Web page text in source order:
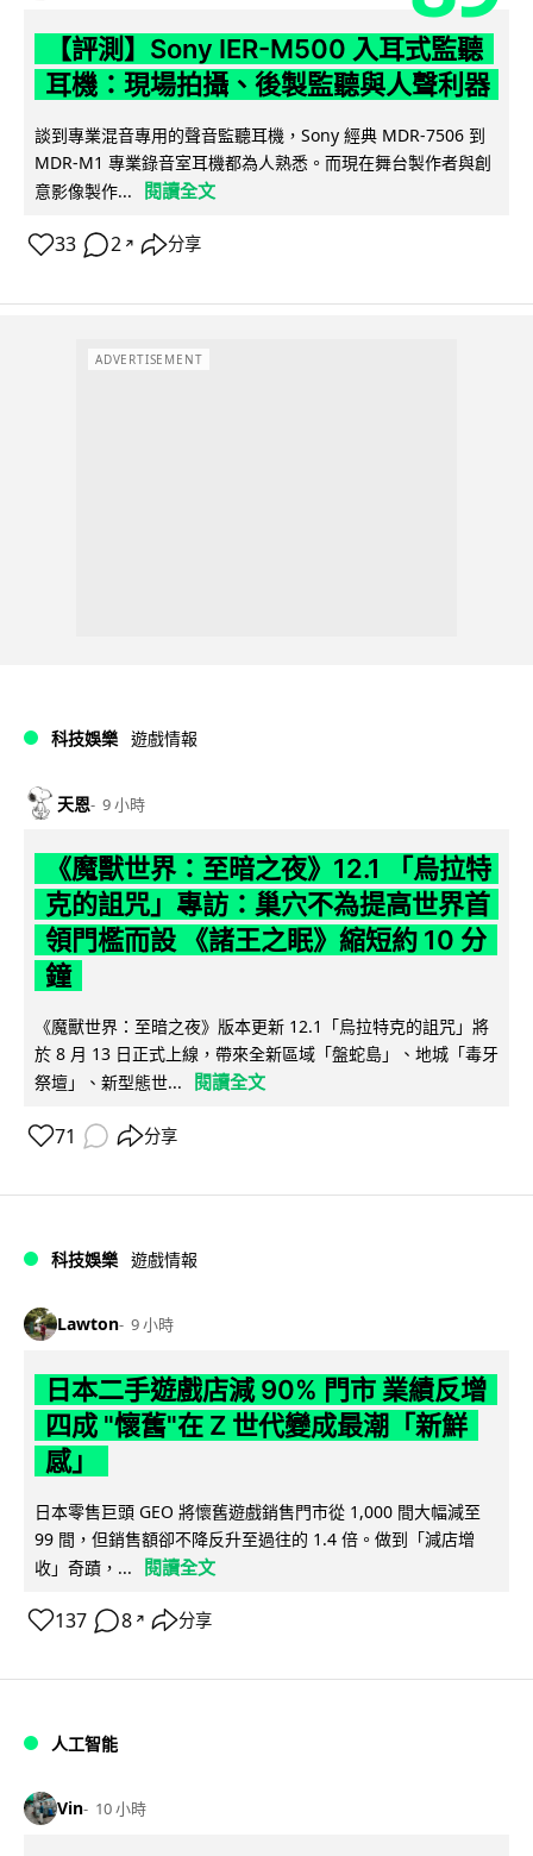
【評測】Sony IER-M500 入耳式監聽
耳機：現場拍攝、後製監聽與人聲利器
談到專業混音專用的聲音監聽耳機，Sony 經典 MDR-7506 到
MDR-M1 專業錄音室耳機都為人熟悉。而現在舞台製作者與創
意影像製作...
閱讀全文
33 2 ↗ 分享
ADVERTISEMENT
科技娛樂 遊戲情報
天恩 9 小時
《魔獸世界：至暗之夜》12.1 「烏拉特
克的詛咒」專訪：巢穴不為提高世界首
領門檻而設 《諸王之眠》縮短約 10 分
鐘
《魔獸世界：至暗之夜》版本更新 12.1「烏拉特克的詛咒」將
於 8 月 13 日正式上線，帶來全新區域「盤蛇島」、地城「毒牙
祭壇」、新型態世...
閱讀全文
71 分享
科技娛樂 遊戲情報
Lawton 9 小時
日本二手遊戲店減 90% 門市 業績反增
四成 "懷舊"在 Z 世代變成最潮「新鮮
感」
日本零售巨頭 GEO 將懷舊遊戲銷售門市從 1,000 間大幅減至
99 間，但銷售額卻不降反升至過往的 1.4 倍。做到「減店增
收」奇蹟，...
閱讀全文
137 8 ↗ 分享
人工智能
Vin 10 小時